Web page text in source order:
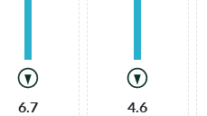
6.7 4.6